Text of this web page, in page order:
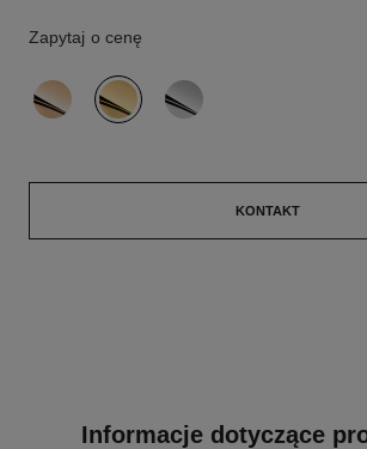
Zapytaj o cenę
wariant (3)
KONTAKT
Informacje dotyczące